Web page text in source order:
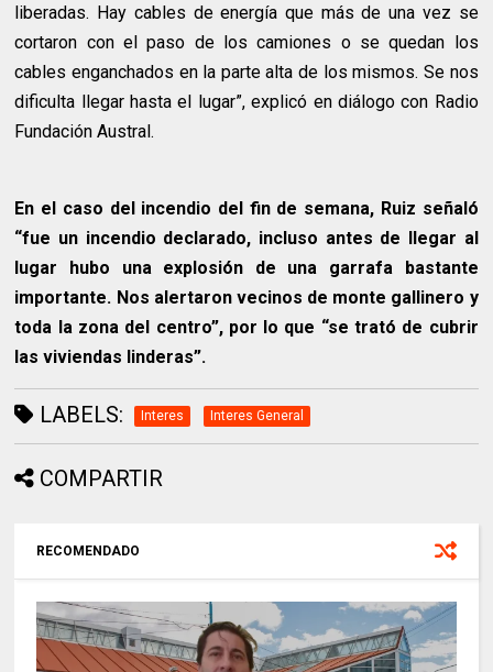
liberadas. Hay cables de energía que más de una vez se
cortaron con el paso de los camiones o se quedan los
cables enganchados en la parte alta de los mismos. Se nos
dificulta llegar hasta el lugar”, explicó en diálogo con Radio
Fundación Austral.
En el caso del incendio del fin de semana, Ruiz señaló
“fue un incendio declarado, incluso antes de llegar al
lugar hubo una explosión de una garrafa bastante
importante. Nos alertaron vecinos de monte gallinero y
toda la zona del centro”, por lo que “se trató de cubrir
las viviendas linderas”.
LABELS: Interes Interes General
COMPARTIR
RECOMENDADO